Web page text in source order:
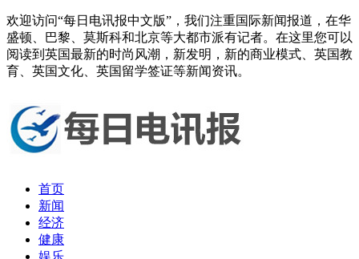
欢迎访问“每日电讯报中文版”，我们注重国际新闻报道，在华
盛顿、巴黎、莫斯科和北京等大都市派有记者。在这里您可以
阅读到英国最新的时尚风潮，新发明，新的商业模式、英国教
育、英国文化、英国留学签证等新闻资讯。
首页
新闻
经济
健康
娱乐